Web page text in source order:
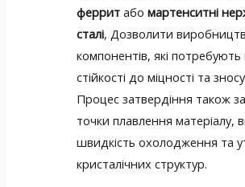
феррит абомартенситні
сталі, Дозволити
компонентів, які потребують
стійкості до міцності та
Процес затвердіння також
точки плавлення матеріалу,
швидкість охолодження та
кристалічних структур.